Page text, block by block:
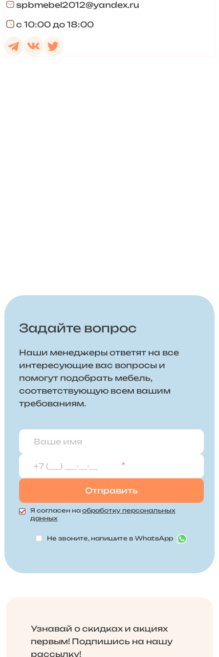
spbmebel2012@yandex.ru
с 10:00 до 18:00
Задайте вопрос
Наши менеджеры ответят на все
интересующие вас вопросы и
помогут подобрать мебель,
соответствующую всем вашим
требованиям.
*
Я согласен на обработку персональных
данных
Не звоните, напишите в WhatsApp
Узнавай о скидках и акциях
первым! Подпишись на нашу
рассылку!